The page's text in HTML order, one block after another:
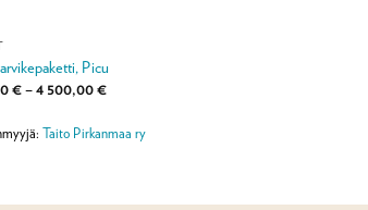
Picu
€–4 500,00€Hintaluokka:
4
Taito Pirkanmaa ry